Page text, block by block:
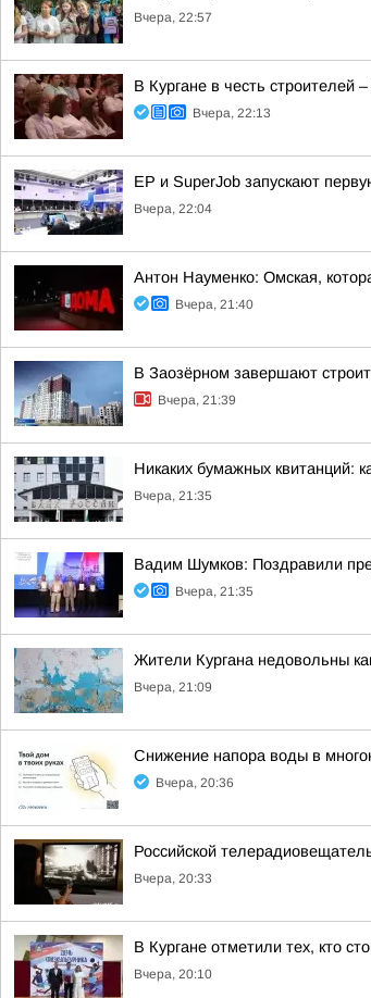
Вчера, 22:57
В Кургане в честь строителей
Вчера, 22:13
ЕР и SuperJob запускают
Вчера, 22:04
Антон Науменко: Омская,
Вчера, 21:40
В Заозёрном завершают
Вчера, 21:39
Никаких бумажных квитанций:
Вчера, 21:35
Вадим Шумков: Поздравили
Вчера, 21:35
Жители Кургана недовольны
Вчера, 21:09
Снижение напора воды в
Вчера, 20:36
Российской
Вчера, 20:33
В Кургане отметили тех, кто
Вчера, 20:10